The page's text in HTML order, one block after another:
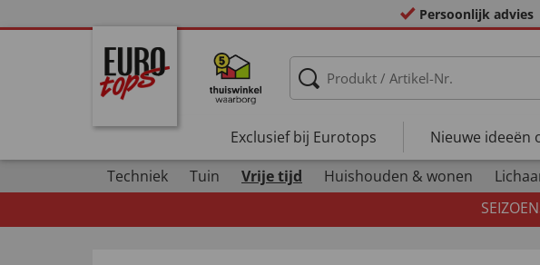
Persoonlijk advies
Exclusief bij Eurotops Nieuwe ideeën
Techniek
Tuin Vrije tijd Huishouden & wonen